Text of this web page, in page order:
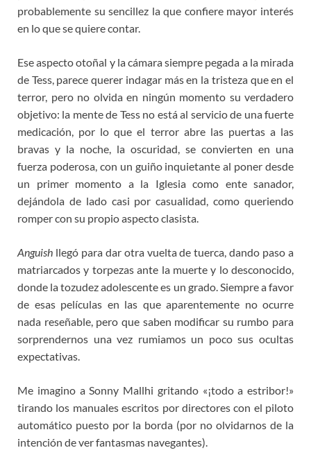
probablemente su sencillez la que confiere mayor interés
en lo que se quiere contar.
Ese aspecto otoñal y la cámara siempre pegada a la mirada
de Tess, parece querer indagar más en la tristeza que en el
terror, pero no olvida en ningún momento su verdadero
objetivo: la mente de Tess no está al servicio de una fuerte
medicación, por lo que el terror abre las puertas a las
bravas y la noche, la oscuridad, se convierten en una
fuerza poderosa, con un guiño inquietante al poner desde
un primer momento a la Iglesia como ente sanador,
dejándola de lado casi por casualidad, como queriendo
romper con su propio aspecto clasista.
Anguish llegó para dar otra vuelta de tuerca, dando paso a
matriarcados y torpezas ante la muerte y lo desconocido,
donde la tozudez adolescente es un grado. Siempre a favor
de esas películas en las que aparentemente no ocurre
nada reseñable, pero que saben modificar su rumbo para
sorprendernos una vez rumiamos un poco sus ocultas
expectativas.
Me imagino a Sonny Mallhi gritando «¡todo a estribor!»
tirando los manuales escritos por directores con el piloto
automático puesto por la borda (por no olvidarnos de la
intención de ver fantasmas navegantes).